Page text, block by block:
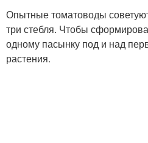
Опытные томатоводы
три стебля. Чтобы
одному пасынку под и над
растения.